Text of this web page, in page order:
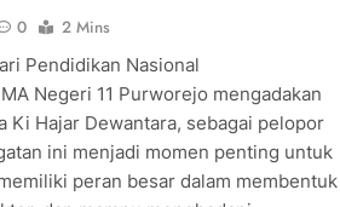
0
2 Mins
Pendidikan Nasional
Negeri 11 Purworejo mengadakan
Ki Hajar Dewantara, sebagai pelopor
ini menjadi momen penting untuk
peran besar dalam membentuk